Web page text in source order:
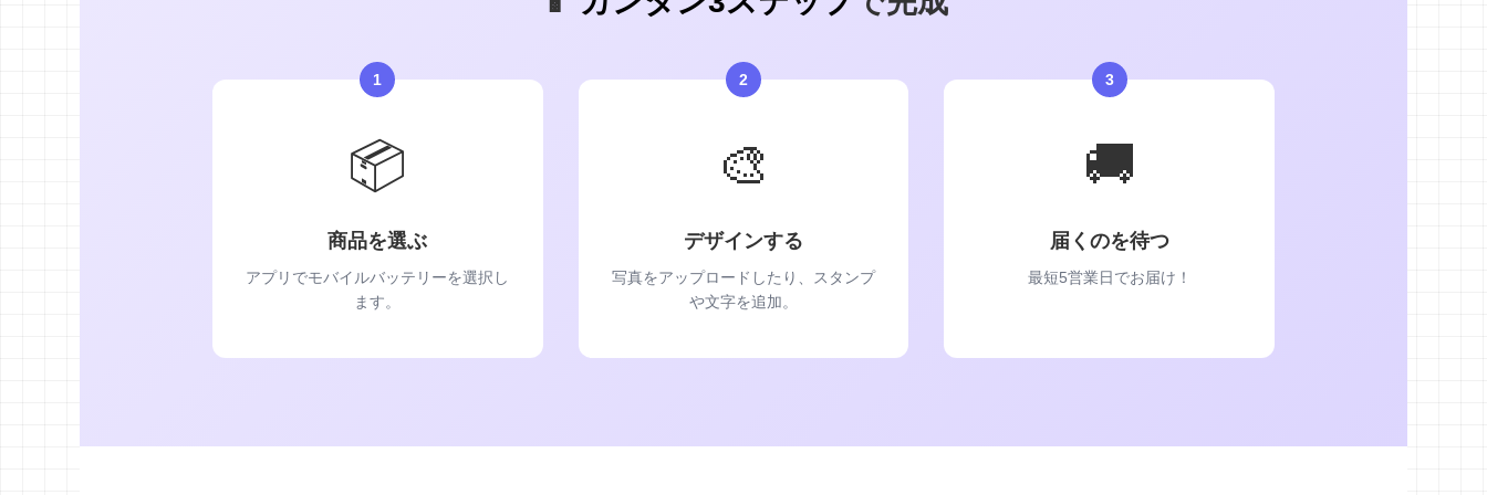
1
📦
商品を選ぶ
アプリでモバイルバッテリーを選択し
ます。
2
🎨
デザインする
写真をアップロードしたり、スタンプ
や文字を追加。
3
🚚
届くのを待つ
最短5営業日でお届け！